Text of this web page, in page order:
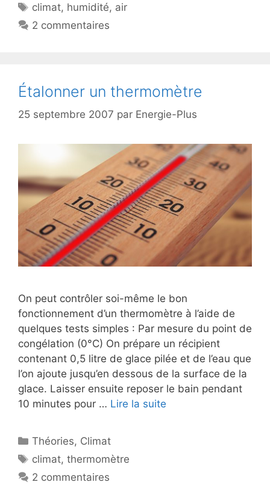
Étiquettes
climat, humidité, air
2 commentaires
Étalonner un thermomètre
25 septembre 2007 par Energie-Plus
On peut contrôler soi-même le bon
fonctionnement d’un thermomètre à l’aide de
quelques tests simples : Par mesure du point de
congélation (0°C) On prépare un récipient
contenant 0,5 litre de glace pilée et de l’eau que
l’on ajoute jusqu’en dessous de la surface de la
glace. Laisser ensuite reposer le bain pendant
10 minutes pour … Lire la suite
Catégories
Théories, Climat
Étiquettes
climat,thermomètre
2 commentaires